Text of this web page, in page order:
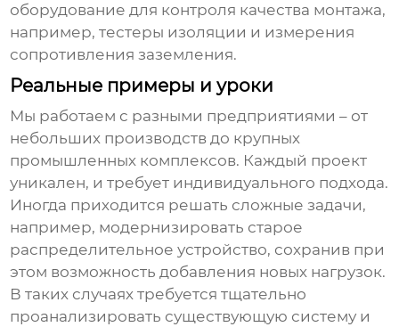
оборудование для контроля качества монтажа,
например, тестеры изоляции и измерения
сопротивления заземления.
Реальные примеры и уроки
Мы работаем с разными предприятиями – от
небольших производств до крупных
промышленных комплексов. Каждый проект
уникален, и требует индивидуального подхода.
Иногда приходится решать сложные задачи,
например, модернизировать старое
распределительное устройство, сохранив при
этом возможность добавления новых нагрузок.
В таких случаях требуется тщательно
проанализировать существующую систему и